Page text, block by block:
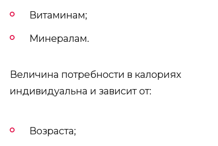
Витаминам;
Минералам.
Величина потребности в калориях
индивидуальна и зависит от:
Возраста;